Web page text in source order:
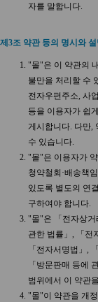
자를 말합니다.
제3조 약관 등의 명시와
"몰"은 이 약관의
불만을 처리할 수
전자우편주소, 사
등을 이용자가 쉽
게시합니다. 다만,
수 있습니다.
"몰"은 이용자가
청약철회·배송책
있도록 별도의 연
구하여야 합니다.
"몰"은 「전자상거
관한 법률」, 「전
「전자서명법」,
「방문판매 등에
범위에서 이 약관
"몰"이 약관을 개